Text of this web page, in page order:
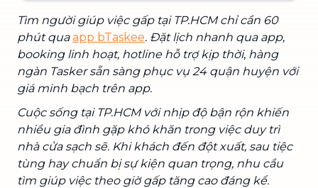
Tìm người giúp việc gấp tại TP.HCM chỉ cần 60
phút quaapp bTaskee. Đặt lịch nhanh qua app,
booking linh hoạt, hotline hỗ trợ kịp thời, hàng
ngàn Tasker sẵn sàng phục vụ 24 quận huyện với
giá minh bạch trên app.
Cuộc sống tại TP.HCM với nhịp độ bận rộn khiến
nhiều gia đình gặp khó khăn trong việc duy trì
nhà cửa sạch sẽ. Khi khách đến đột xuất, sau tiệc
tùng hay chuẩn bị sự kiện quan trọng, nhu cầu
tìm giúp việc theo giờ gấp tăng cao đáng kể.